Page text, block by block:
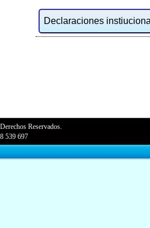
Declaraciones
Reservados.
539 697